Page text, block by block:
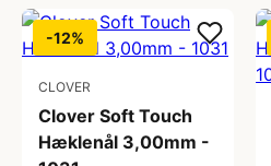
-12%
CLOVER
Clover Soft Touch
Hæklenål 3,00mm -